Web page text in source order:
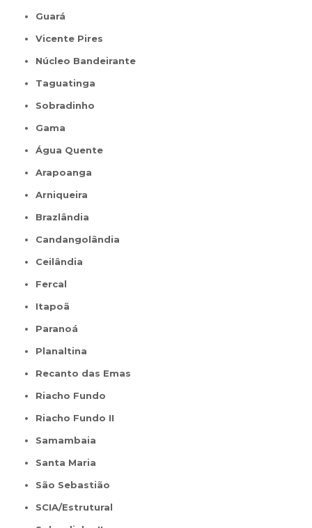
Guará
Vicente Pires
Núcleo Bandeirante
Taguatinga
Sobradinho
Gama
Água Quente
Arapoanga
Arniqueira
Brazlândia
Candangolândia
Ceilândia
Fercal
Itapoã
Paranoá
Planaltina
Recanto das Emas
Riacho Fundo
Riacho Fundo II
Samambaia
Santa Maria
São Sebastião
SCIA/Estrutural